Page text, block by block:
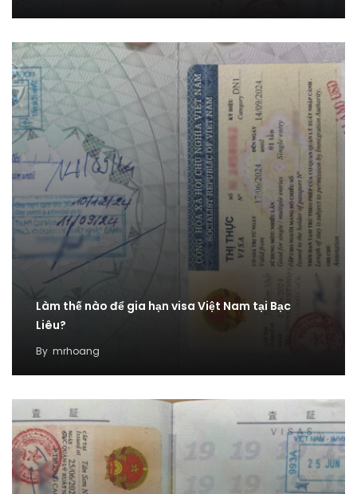
Làm thế nào để gia hạn visa Việt Nam tại Bạc
Liêu?
By mrhoang